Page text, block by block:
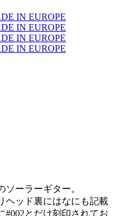
ソーラーギター。
ヘッド裏にはなにも記載
#002とだけ刻印されてお